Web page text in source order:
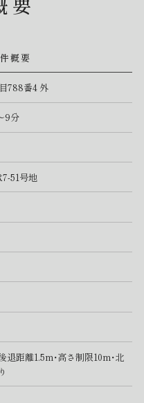
概要
788番4 外
9分
51号地
距離1.5m・高さ制限10m・北